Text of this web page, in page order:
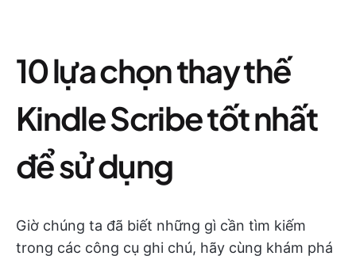
10 lựa chọn thay thế
Kindle Scribe tốt nhất
để sử dụng
Giờ chúng ta đã biết những gì cần tìm kiếm
trong các công cụ ghi chú, hãy cùng khám phá